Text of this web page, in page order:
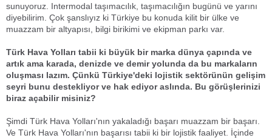
sunuyoruz. Intermodal taşımacılık, taşımacılığın bugünü ve yarını
diyebilirim. Çok şanslıyız ki Türkiye bu konuda kilit bir ülke ve
muazzam bir altyapısı, bilgi birikimi ve ekipman parkı var.
Türk Hava Yolları tabii ki büyük bir marka dünya çapında ve
artık ama karada, denizde ve demir yolunda da bu markaların
oluşması lazım. Çünkü Türkiye'deki lojistik sektörünün gelişim
seyri bunu destekliyor ve hak ediyor aslında. Bu görüşlerinizi
biraz açabilir misiniz?
Şimdi Türk Hava Yolları'nın yakaladığı başarı muazzam bir başarı.
Ve Türk Hava Yolları'nın başarısı tabii ki bir lojistik faaliyet. İçinde